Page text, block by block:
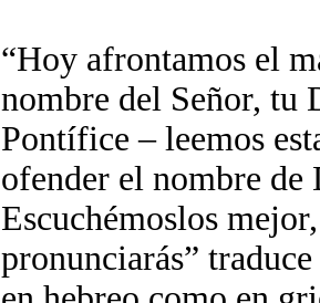
“Hoy afrontamos el
nombre del Señor, tu
Pontífice – leemos
ofender el nombre de
Escuchémoslos
pronunciarás”